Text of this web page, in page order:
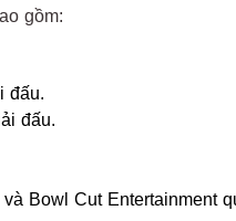
gồm:
đấu.
đấu.
Bowl Cut Entertainment